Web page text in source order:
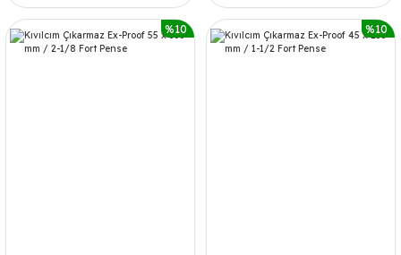
%10 %10